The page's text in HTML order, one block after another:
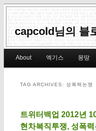
capcold님의 블
Skip to primary content
Skip to secondary content
About 엑기스 몽땅
TAG ARCHIVES: 성폭력논쟁
트위터백업 2012년
현차복직투쟁, 성폭